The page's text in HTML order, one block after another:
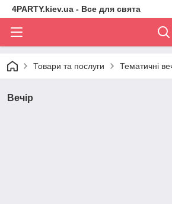
4PARTY.kiev.ua - Все для свята
Товари та послуги Тематичні
Вечір